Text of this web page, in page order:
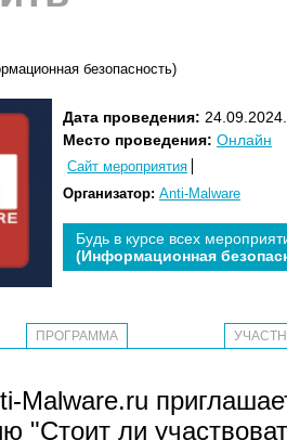
безопасность)
Дата проведения:
Место проведения: Онлайн
Сайт мероприятия
Организатор: Anti-Malware
Будь в курсе всех
(Информационная
ПРОГРАММА
Malware.ru
"Стоит ли